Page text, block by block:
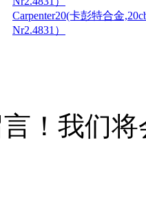
Carpenter20(卡彭特合金
Nr2.4831）
！我们